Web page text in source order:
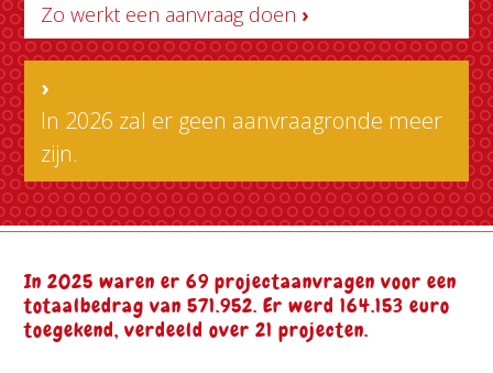
Zo werkt een aanvraag doen ›
›
In 2026 zal er geen aanvraagronde meer
zijn.
In 2025 waren er 69 projectaanvragen voor een
totaalbedrag van 571.952. Er werd 164.153 euro
toegekend, verdeeld over 21 projecten.